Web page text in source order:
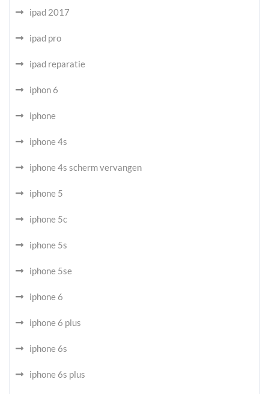
ipad 2017
ipad pro
ipad reparatie
iphon 6
iphone
iphone 4s
iphone 4s scherm vervangen
iphone 5
iphone 5c
iphone 5s
iphone 5se
iphone 6
iphone 6 plus
iphone 6s
iphone 6s plus